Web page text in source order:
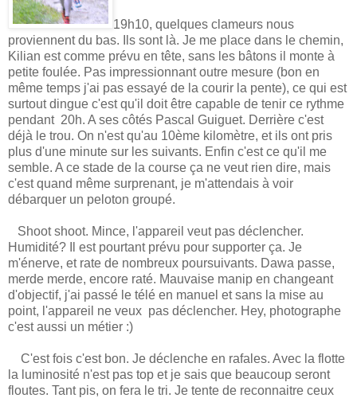
19h10, quelques clameurs nous
proviennent du bas. Ils sont là. Je me place dans le chemin,
Kilian est comme prévu en tête, sans les bâtons il monte à
petite foulée. Pas impressionnant outre mesure (bon en
même temps j'ai pas essayé de la courir la pente), ce qui est
surtout dingue c'est qu'il doit être capable de tenir ce rythme
pendant 20h. A ses côtés Pascal Guiguet. Derrière c'est
déjà le trou. On n'est qu'au 10ème kilomètre, et ils ont pris
plus d'une minute sur les suivants. Enfin c'est ce qu'il me
semble. A ce stade de la course ça ne veut rien dire, mais
c'est quand même surprenant, je m'attendais à voir
débarquer un peloton groupé.
Shoot shoot. Mince, l'appareil veut pas déclencher.
Humidité? Il est pourtant prévu pour supporter ça. Je
m'énerve, et rate de nombreux poursuivants. Dawa passe,
merde merde, encore raté. Mauvaise manip en changeant
d'objectif, j'ai passé le télé en manuel et sans la mise au
point, l'appareil ne veux pas déclencher. Hey, photographe
c'est aussi un métier :)
C'est fois c'est bon. Je déclenche en rafales. Avec la flotte
la luminosité n'est pas top et je sais que beaucoup seront
floutes. Tant pis, on fera le tri. Je tente de reconnaitre ceux